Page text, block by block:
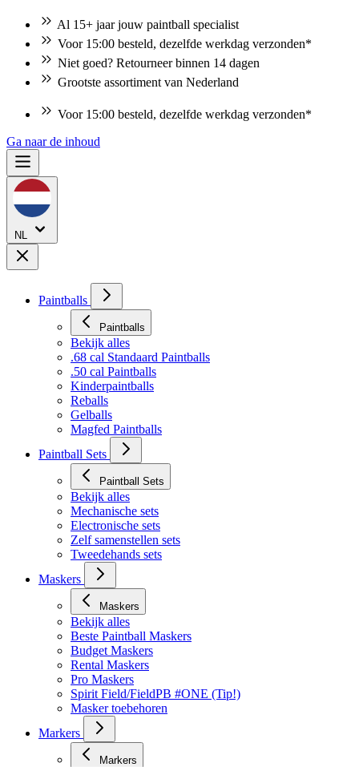
Al 15+ jaar jouw paintball specialist
Voor 15:00 besteld, dezelfde werkdag verzonden*
Niet goed? Retourneer binnen 14 dagen
Grootste assortiment van Nederland
Voor 15:00 besteld, dezelfde werkdag verzonden*
Ga naar de inhoud
NL
Paintballs
Paintballs
Bekijk alles
.68 cal Standaard Paintballs
.50 cal Paintballs
Kinderpaintballs
Reballs
Gelballs
Magfed Paintballs
Paintball Sets
Paintball Sets
Bekijk alles
Mechanische sets
Electronische sets
Zelf samenstellen sets
Tweedehands sets
Maskers
Maskers
Bekijk alles
Beste Paintball Maskers
Budget Maskers
Rental Maskers
Pro Maskers
Spirit Field/FieldPB #ONE (Tip!)
Masker toebehoren
Markers
Markers